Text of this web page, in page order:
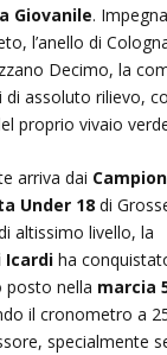
Giovanile.
l’anello di
Decimo, la
assoluto rilievo,
proprio vivaio
arriva dai
Under 18 di
altissimo livello, la
Icardi ha
posto nella marcia
il cronometro a
specialmente